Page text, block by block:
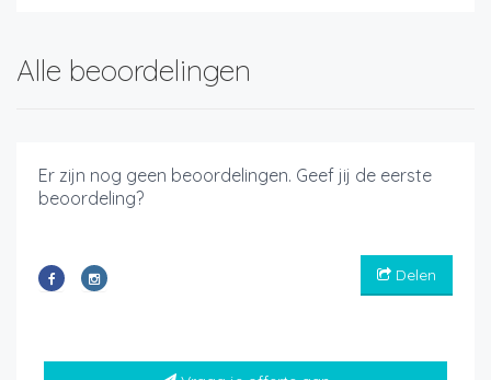
Alle beoordelingen
Er zijn nog geen beoordelingen. Geef jij de eerste
beoordeling?
Delen